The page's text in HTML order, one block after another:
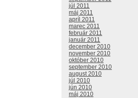
júl 2011
máj 2011
apríl 2011
marec 2011
február 2011
január 2011
december 2010
november 2010
október 2010
september 2010
august 2010
júl 2010
jún 2010
máj 2010